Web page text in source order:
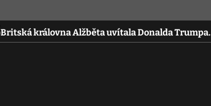
Britská královna Alžběta uvítala Donalda